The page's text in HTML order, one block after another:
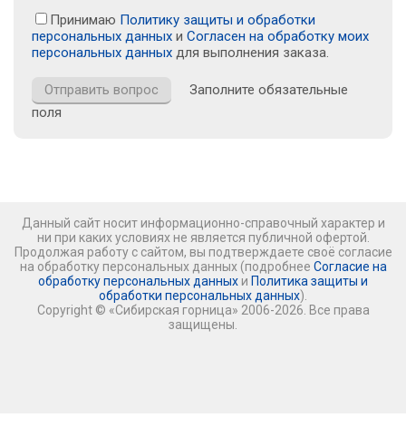
Принимаю Политику защиты и обработки
персональных данных и Согласен на обработку моих
персональных данных для выполнения заказа.
Заполните обязательные
поля
Данный сайт носит информационно-справочный характер и
ни при каких условиях не является публичной офертой.
Продолжая работу с сайтом, вы подтверждаете своё согласие
на обработку персональных данных (подробнее Согласие на
обработку персональных данных и Политика защиты и
обработки персональных данных).
Copyright © «Сибирская горница» 2006-2026. Все права
защищены.